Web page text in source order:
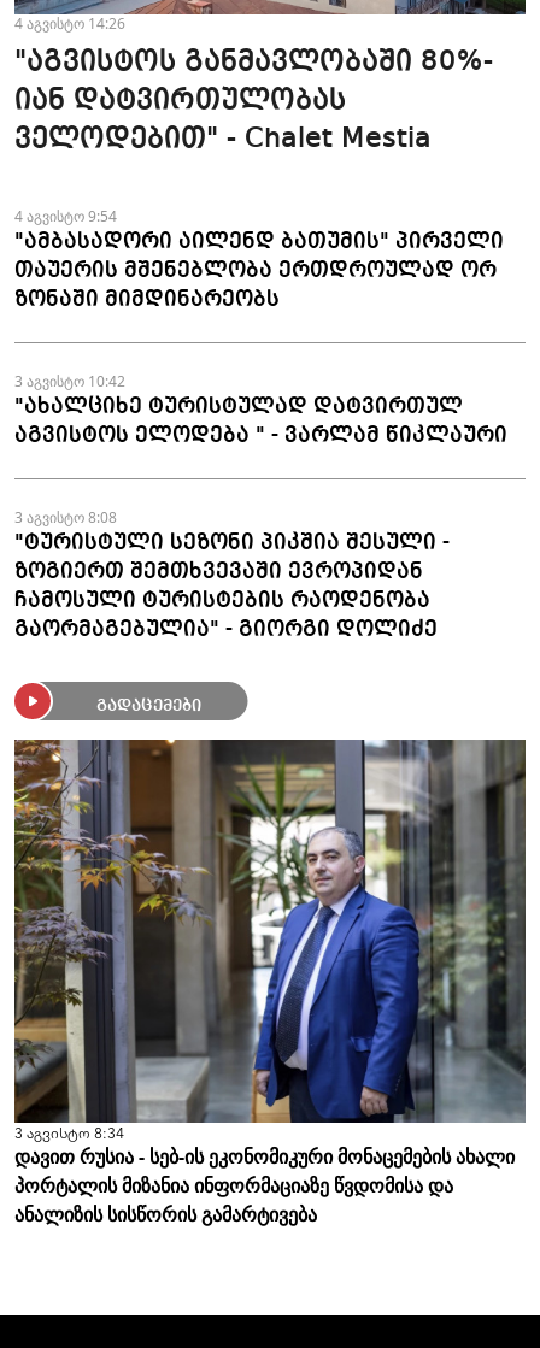
4 აგვისტო 14:26
"აგვისტოს განმავლობაში 80%-
იან დატვირთულობას
ველოდებით" - Chalet Mestia
4 აგვისტო 9:54
"ამბასადორი აილენდ ბათუმის" პირველი
თაუერის მშენებლობა ერთდროულად ორ
ზონაში მიმდინარეობს
3 აგვისტო 10:42
"ახალციხე ტურისტულად დატვირთულ
აგვისტოს ელოდება " - ვარლამ წიკლაური
3 აგვისტო 8:08
"ტურისტული სეზონი პიკშია შესული -
ზოგიერთ შემთხვევაში ევროპიდან
ჩამოსული ტურისტების რაოდენობა
გაორმაგებულია" - გიორგი დოლიძე
გადაცემები
3 აგვისტო 8:34
დავით რუსია - სებ-ის ეკონომიკური მონაცემების ახალი
პორტალის მიზანია ინფორმაციაზე წვდომისა და
ანალიზის სისწორის გამარტივება